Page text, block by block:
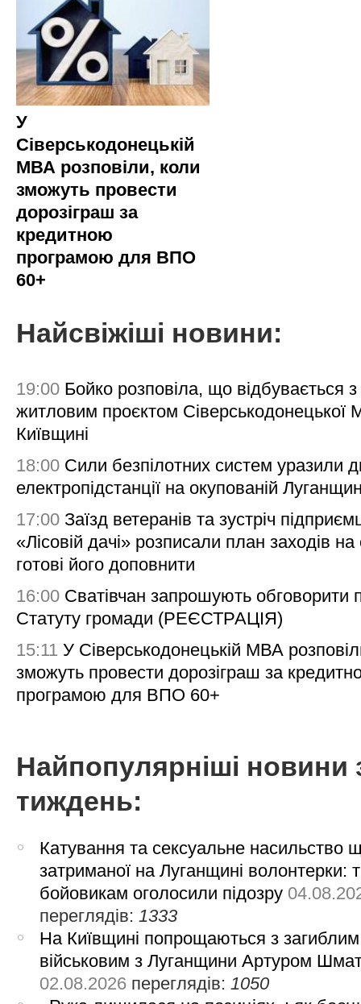
У
Сіверськодонецькій
МВА розповіли, коли
зможуть провести
дорозіграш за
кредитною
програмою для ВПО
60+
Найсвіжіші новини:
19:00 Бойко розповіла, що відбувається з
житловим проєктом Сіверськодонецької
Київщині
18:00 Сили безпілотних систем уразили
електропідстанції на окупованій
17:00 Заїзд ветеранів та зустріч
«Лісовій дачі» розписали план заходів на
готові його доповнити
16:00 Сватівчан запрошують обговорити
Статуту громади (РЕЄСТРАЦІЯ)
15:11 У Сіверськодонецькій МВА
зможуть провести дорозіграш за
програмою для ВПО 60+
Найпопулярніші новини
тиждень:
Катування та сексуальне насильство
затриманої на Луганщині волонтерки:
бойовикам оголосили підозру
переглядів: 1333
На Київщині попрощаються з загиблим
військовим з Луганщини Артуром
02.08.2026 переглядів: 1050